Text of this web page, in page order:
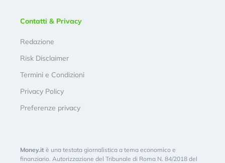
Contatti & Privacy
Redazione
Risk Disclaimer
Termini e Condizioni
Privacy Policy
Preferenze privacy
Money.it è una testata giornalistica a tema economico e
finanziario. Autorizzazione del Tribunale di Roma N. 84/2018 del